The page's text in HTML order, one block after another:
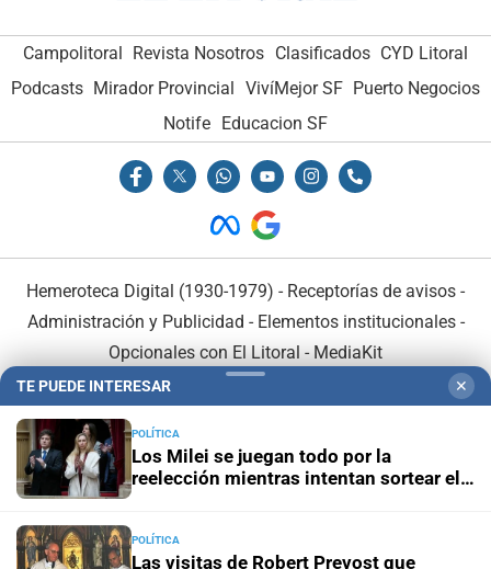
Campolitoral Revista Nosotros Clasificados CYD Litoral
Podcasts Mirador Provincial VivíMejor SF Puerto Negocios
Notife Educacion SF
Hemeroteca Digital (1930-1979) - Receptorías de avisos -
Administración y Publicidad - Elementos institucionales-
Opcionales con El Litoral - MediaKit
En Asociación con:
TE PUEDE INTERESAR ✕
POLÍTICA
Los Milei se juegan todo por la
reelección mientras intentan sortear el
POLÍTICA
Las visitas de Robert Prevost que